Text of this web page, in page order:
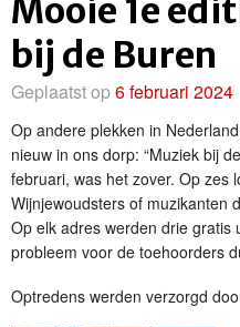
Mooie 1e
bij de Buren
Geplaatst op6 februari 2024
Op andere plekken in
nieuw in ons dorp: “Muziek bij
februari, was het zover. Op zes
Wijnjewoudsters of muzikanten
Op elk adres werden drie gratis
probleem voor de toehoorders
Optredens werden verzorgd